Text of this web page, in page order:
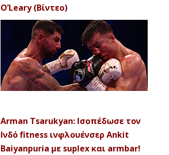
O’Leary (Βίντεο)
Arman Tsarukyan: Ισοπέδωσε τον
Ινδό fitness ινφλουένσερ Ankit
Baiyanpuria με suplex και armbar!